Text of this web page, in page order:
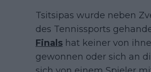
Tsitsipas wurde neben
des Tennissports
Finals hat keiner von
gewonnen oder sich an